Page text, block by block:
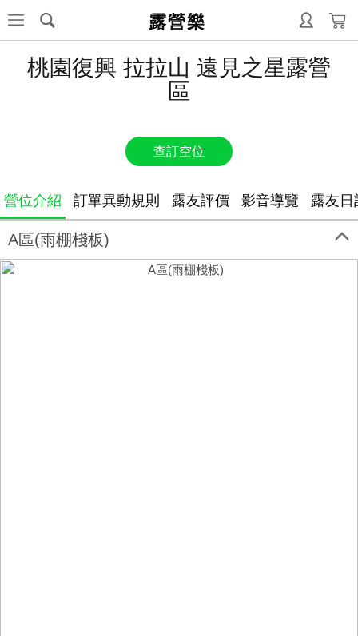
露營樂
桃園復興 拉拉山 遠見之星露營
區
查訂空位
營位介紹 訂單異動規則 露友評價 影音導覽 露友日
A區(雨棚棧板)